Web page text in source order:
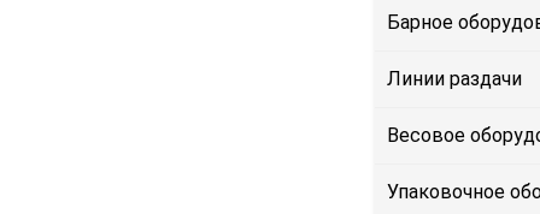
Барное
Линии раздачи
Весовое
Упаковочное